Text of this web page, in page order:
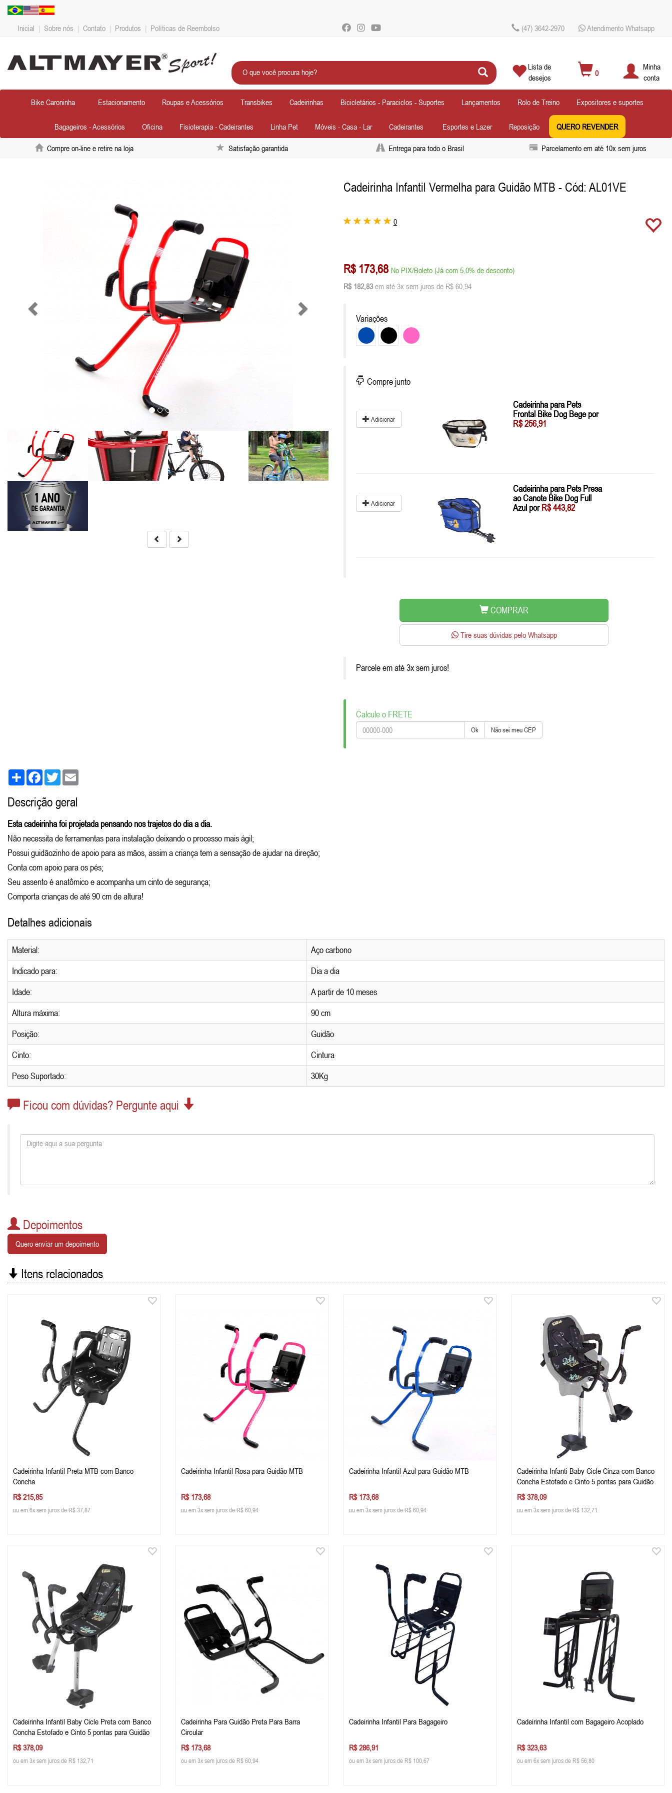
Inicial | Sobre nós | Contato | Produtos | Políticas de Reembolso (47) 3642-2970 Atendimento Whatsapp
Lista de
desejos
0
Minha
conta
Bike Caroninha Estacionamento Roupas e Acessórios Transbikes Cadeirinhas Bicicletários - Paraciclos - Suportes Lançamentos Rolo de Treino Expositores e suportes
Bagageiros - Acessórios Oficina Fisioterapia - Cadeirantes Linha Pet Móveis - Casa - Lar Cadeirantes Esportes e Lazer Reposição QUERO REVENDER
Compre on-line e retire na loja Satisfação garantida Entrega para todo o Brasil Parcelamento em até 10x sem juros
Cadeirinha Infantil Vermelha para Guidão MTB - Cód: AL01VE
0
R$ 173,68 No PIX/Boleto (Já com 5,0% de desconto)
R$ 182,83 em até 3x sem juros de R$ 60,94
Variações
Compre junto
Adicionar
Cadeirinha para Pets
Frontal Bike Dog Bege por
R$ 256,91
Adicionar
Cadeirinha para Pets Presa
ao Canote Bike Dog Full
Azul porR$ 443,82
COMPRAR
Tire suas dúvidas pelo Whatsapp
Parcele em até 3x sem juros!
Calcule o FRETE
Ok Não sei meu CEP
Share FacebookTwitter
Descrição geral
Esta cadeirinha foi projetada pensando nos trajetos do dia a dia.
Não necessita de ferramentas para instalação deixando o processo mais ágil;
Possui guidãozinho de apoio para as mãos, assim a criança tem a sensação de ajudar na direção;
Conta com apoio para os pés;
Seu assento é anatômico e acompanha um cinto de segurança;
Comporta crianças de até 90 cm de altura!
Detalhes adicionais
Material:
Aço carbono
Indicado para:
Dia a dia
Idade:
A partir de 10 meses
Altura máxima:
90 cm
Posição:
Guidão
Cinto:
Cintura
Peso Suportado:
30Kg
Ficou com dúvidas? Pergunte aqui
Depoimentos
Quero enviar um depoimento
Itens relacionados
Cadeirinha Infantil Preta MTB com Banco
Concha
R$ 215,85
ou em 6x sem juros de R$ 37,87
Cadeirinha Infantil Rosa para Guidão MTB
R$ 173,68
ou em 3x sem juros de R$ 60,94
Cadeirinha Infantil Azul para Guidão MTB
R$ 173,68
ou em 3x sem juros de R$ 60,94
Cadeirinha Infanti Baby Cicle Cinza com Banco
Concha Estofado e Cinto 5 pontas para Guidão
R$ 378,09
ou em 3x sem juros de R$ 132,71
Cadeirinha Infantil Baby Cicle Preta com Banco
Concha Estofado e Cinto 5 pontas para Guidão
R$ 378,09
ou em 3x sem juros de R$ 132,71
Cadeirinha Para Guidão Preta Para Barra
Circular
R$ 173,68
ou em 3x sem juros de R$ 60,94
Cadeirinha Infantil Para Bagageiro
R$ 286,91
ou em 3x sem juros de R$ 100,67
Cadeirinha Infantil com Bagageiro Acoplado
R$ 323,63
ou em 6x sem juros de R$ 56,80